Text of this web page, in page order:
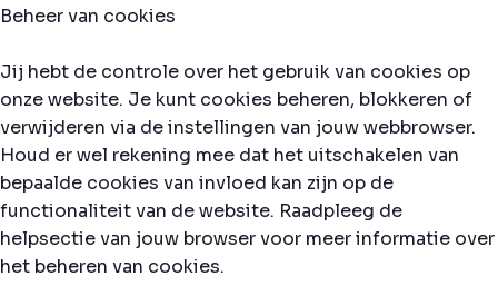
Beheer van cookies
Jij hebt de controle over het gebruik van cookies op
onze website. Je kunt cookies beheren, blokkeren of
verwijderen via de instellingen van jouw webbrowser.
Houd er wel rekening mee dat het uitschakelen van
bepaalde cookies van invloed kan zijn op de
functionaliteit van de website. Raadpleeg de
helpsectie van jouw browser voor meer informatie over
het beheren van cookies.